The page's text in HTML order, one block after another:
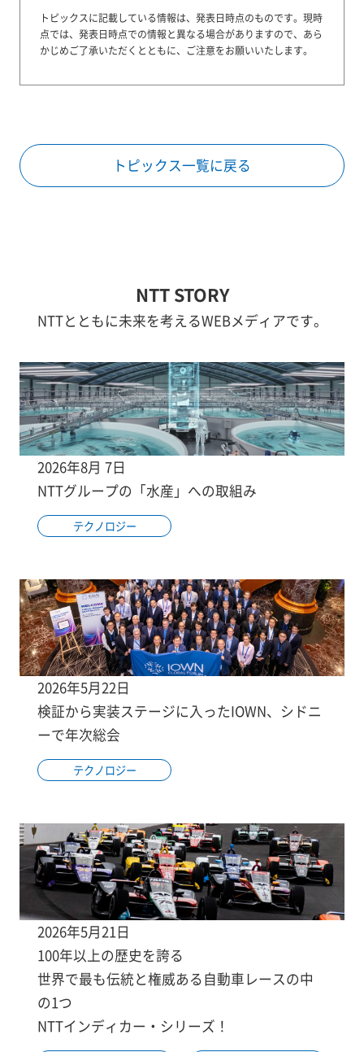
トピックスに記載している情報は、発表日時点のものです。 現時
点では、発表日時点での情報と異なる場合がありますので、あら
かじめご了承いただくとともに、ご注意をお願いいたします。
トピックス一覧に戻る
NTT STORY
NTTとともに未来を考えるWEBメディアです。
2026年8月 7日
NTTグループの「水産」への取組み
テクノロジー
2026年5月22日
検証から実装ステージに入ったIOWN、シドニ
ーで年次総会
テクノロジー
2026年5月21日
100年以上の歴史を誇る
世界で最も伝統と権威ある自動車レースの中
の1つ
NTTインディカー・シリーズ！